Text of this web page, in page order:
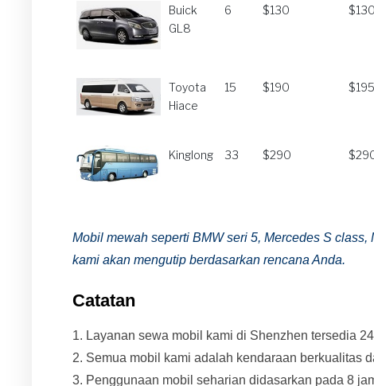
Buick
GL8
6 $130 $130
Toyota
Hiace
15 $190 $195
Kinglong 33 $290
Mobil mewah seperti BMW seri 5, Mercedes S
kami akan mengutip berdasarkan rencana Anda.
Catatan
1. Layanan sewa mobil kami di Shenzhen tersedia
2. Semua mobil kami adalah kendaraan berkualitas
3. Penggunaan mobil seharian didasarkan pada 8